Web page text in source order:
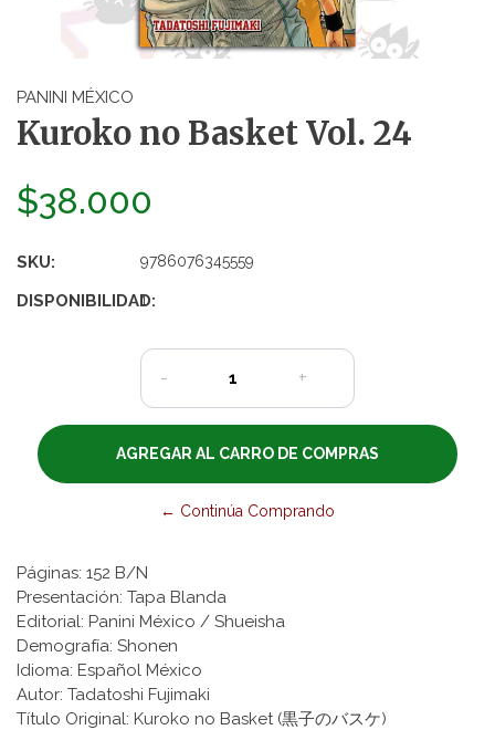
PANINI MÉXICO
Kuroko no Basket Vol. 24
$38.000
SKU: 9786076345559
DISPONIBILIDAD:
1
- +
← Continúa Comprando
Páginas: 152 B/N
Presentación: Tapa Blanda
Editorial: Panini México / Shueisha
Demografía: Shonen
Idioma: Español México
Autor: Tadatoshi Fujimaki
Título Original: Kuroko no Basket (黒子のバスケ)